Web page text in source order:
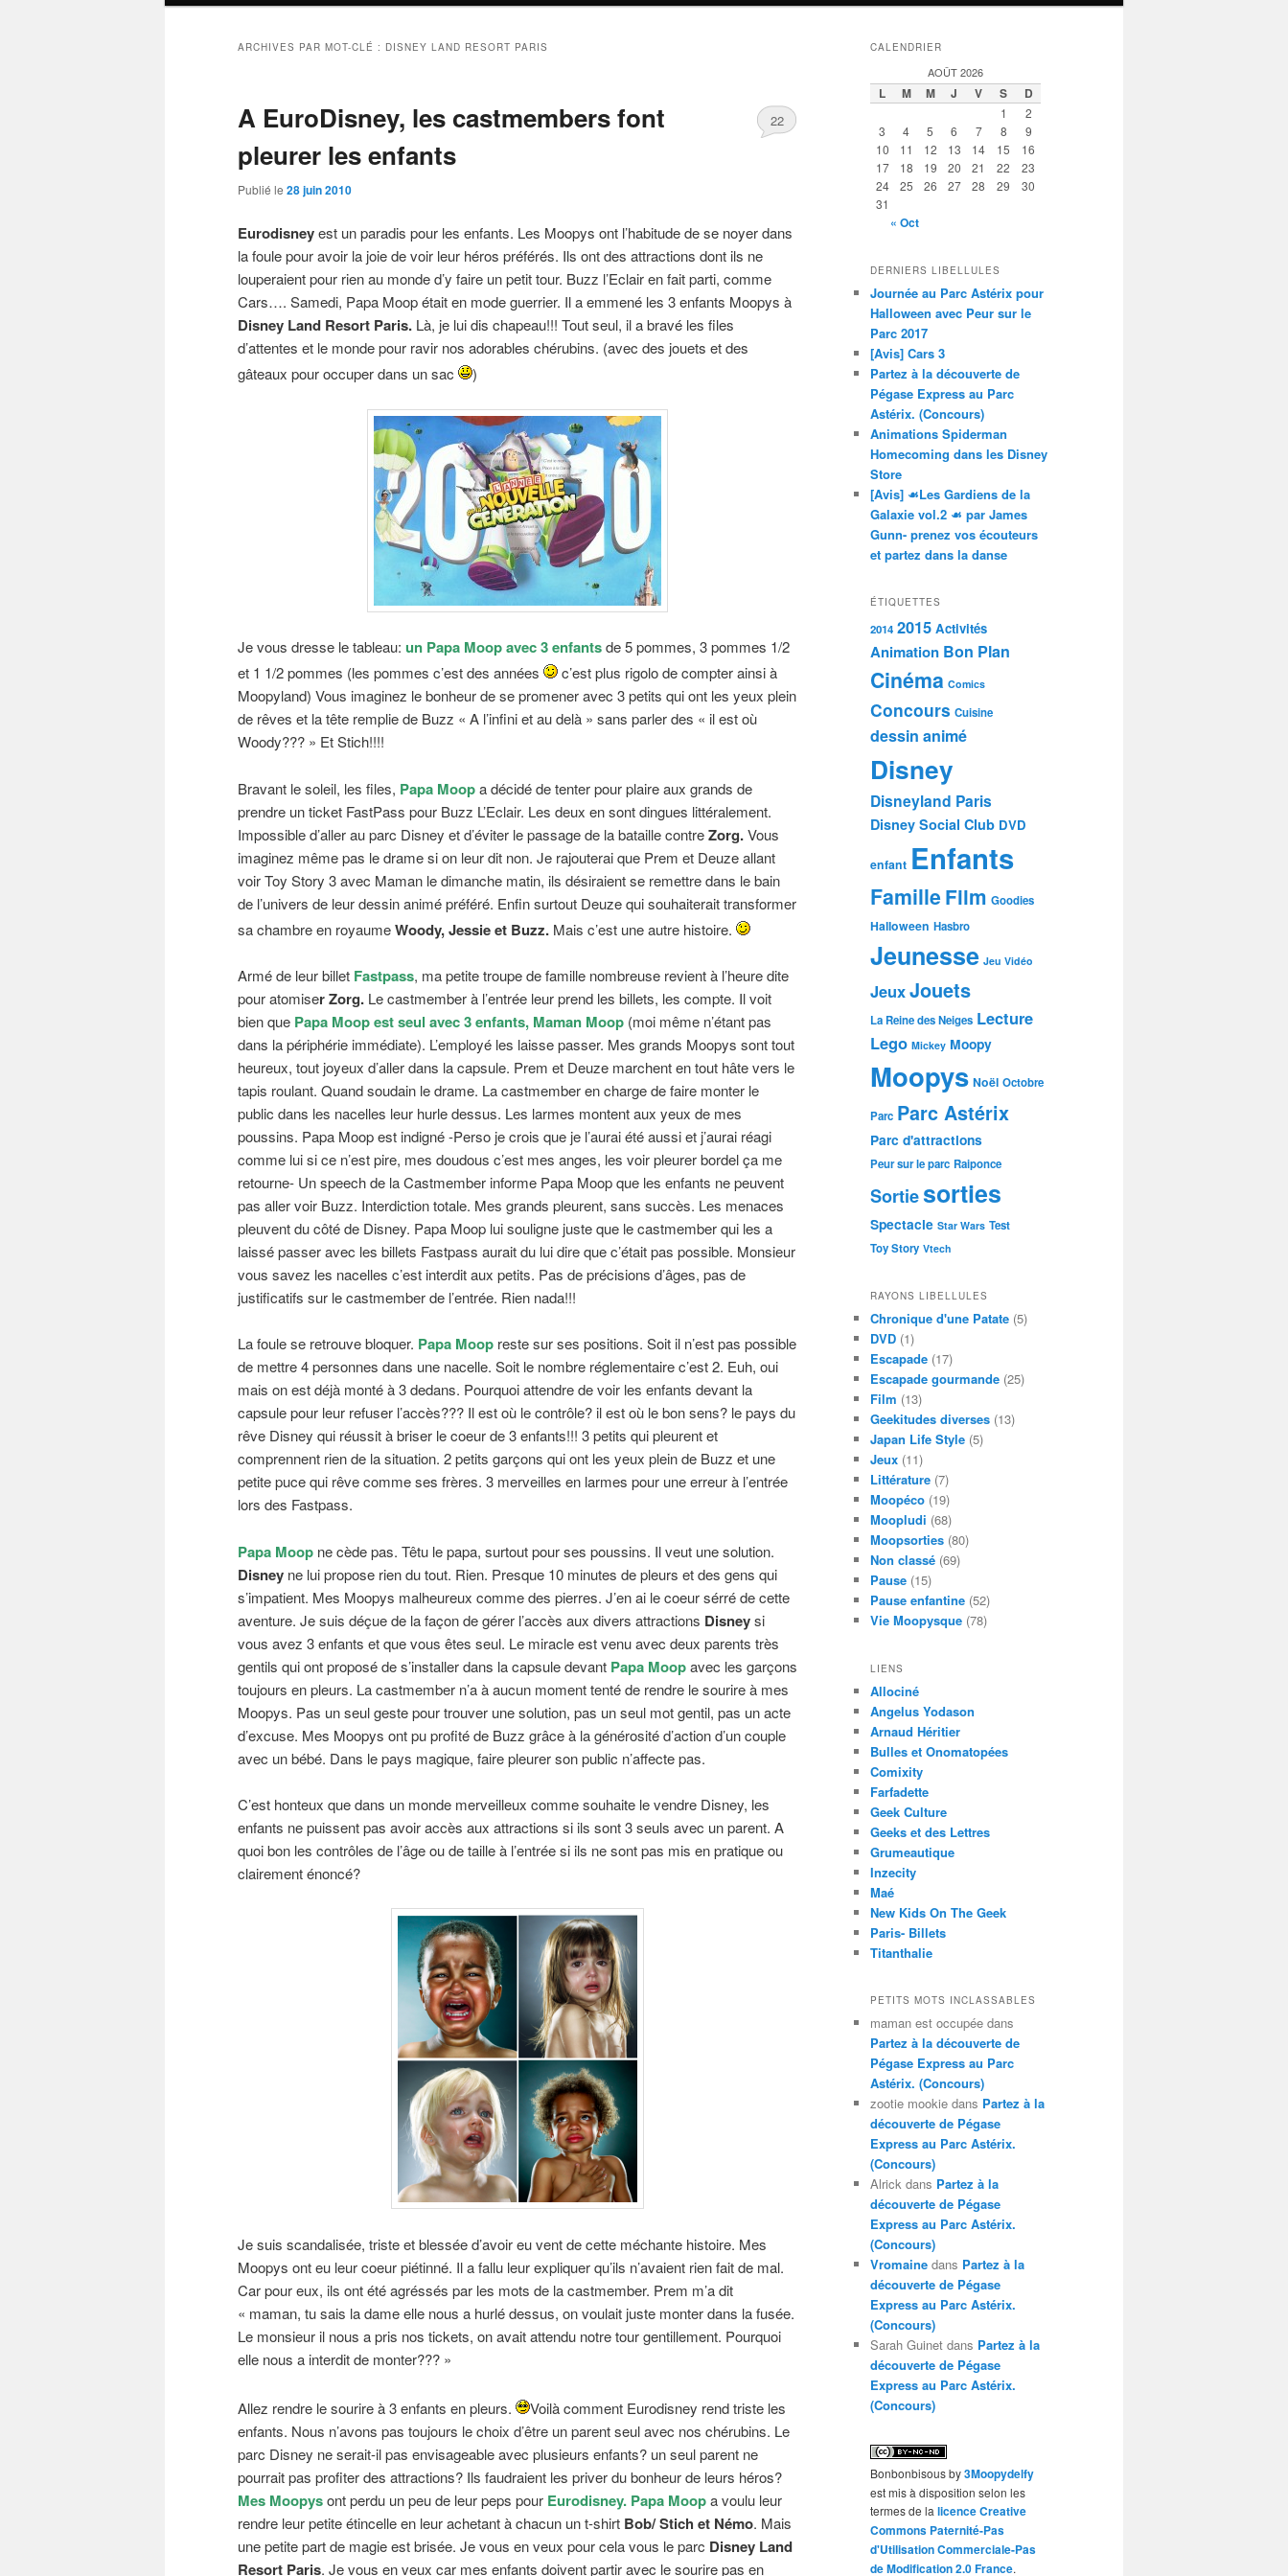
ARCHIVES PAR MOT-CLÉ : DISNEY LAND RESORT PARIS
A EuroDisney, les castmembers font
pleurer les enfants
Publié le 28 juin 2010
22
Eurodisneyest un paradis pour les enfants. Les Moopys ont l’habitude de se noyer dans
la foule pour avoir la joie de voir leur héros préférés. Ils ont des attractions dont ils ne
louperaient pour rien au monde d’y faire un petit tour. Buzz l’Eclair en fait parti, comme
Cars…. Samedi, Papa Moop était en mode guerrier. Il a emmené les 3 enfants Moopys à
Disney Land Resort Paris. Là, je lui dis chapeau!!! Tout seul, il a bravé les files
d’attentes et le monde pour ravir nos adorables chérubins. (avec des jouets et des
gâteaux pour occuper dans un sac
)
Je vous dresse le tableau: un Papa Moop avec 3 enfantsde 5 pommes, 3 pommes 1/2
et 1 1/2 pommes (les pommes c’est des années
c’est plus rigolo de compter ainsi à
Moopyland) Vous imaginez le bonheur de se promener avec 3 petits qui ont les yeux plein
de rêves et la tête remplie de Buzz « A l’infini et au delà » sans parler des « il est où
Woody??? » Et Stich!!!!
Bravant le soleil, les files, Papa Moopa décidé de tenter pour plaire aux grands de
prendre un ticket FastPass pour Buzz L’Eclair. Les deux en sont dingues littéralement.
Impossible d’aller au parc Disney et d’éviter le passage de la bataille contreZorg.Vous
imaginez même pas le drame si on leur dit non. Je rajouterai que Prem et Deuze allant
voir Toy Story 3 avec Maman le dimanche matin, ils désiraient se remettre dans le bain
de l’univers de leur dessin animé préféré. Enfin surtout Deuze qui souhaiterait transformer
sa chambre en royaumeWoody, Jessie et Buzz. Mais c’est une autre histoire.
Armé de leur billet Fastpass, ma petite troupe de famille nombreuse revient à l’heure dite
pour atomiser Zorg. Le castmember à l’entrée leur prend les billets, les compte. Il voit
bien que Papa Moop est seul avec 3 enfants, Maman Moop (moi même n’étant pas
dans la périphérie immédiate). L’employé les laisse passer. Mes grands Moopys sont tout
heureux, tout joyeux d’aller dans la capsule. Prem et Deuze marchent en tout hâte vers le
tapis roulant. Quand soudain le drame. La castmember en charge de faire monter le
public dans les nacelles leur hurle dessus. Les larmes montent aux yeux de mes
poussins. Papa Moop est indigné -Perso je crois que je l’aurai été aussi et j’aurai réagi
comme lui si ce n’est pire, mes doudous c’est mes anges, les voir pleurer bordel ça me
retourne- Un speech de la Castmember informe Papa Moop que les enfants ne peuvent
pas aller voir Buzz. Interdiction totale. Mes grands pleurent, sans succès. Les menaces
pleuvent du côté de Disney. Papa Moop lui souligne juste que le castmember qui les a
laissé passer avec les billets Fastpass aurait du lui dire que c’était pas possible. Monsieur
vous savez les nacelles c’est interdit aux petits. Pas de précisions d’âges, pas de
justificatifs sur le castmember de l’entrée. Rien nada!!!
La foule se retrouve bloquer. Papa Moop reste sur ses positions. Soit il n’est pas possible
de mettre 4 personnes dans une nacelle. Soit le nombre réglementaire c’est 2. Euh, oui
mais on est déjà monté à 3 dedans. Pourquoi attendre de voir les enfants devant la
capsule pour leur refuser l’accès??? Il est où le contrôle? il est où le bon sens? le pays du
rêve Disney qui réussit à briser le coeur de 3 enfants!!! 3 petits qui pleurent et
comprennent rien de la situation. 2 petits garçons qui ont les yeux plein de Buzz et une
petite puce qui rêve comme ses frères. 3 merveilles en larmes pour une erreur à l’entrée
lors des Fastpass.
Papa Moop ne cède pas. Têtu le papa, surtout pour ses poussins. Il veut une solution.
Disney ne lui propose rien du tout. Rien. Presque 10 minutes de pleurs et des gens qui
s’impatient. Mes Moopys malheureux comme des pierres. J’en ai le coeur sérré de cette
aventure. Je suis déçue de la façon de gérer l’accès aux divers attractions Disneysi
vous avez 3 enfants et que vous êtes seul. Le miracle est venu avec deux parents très
gentils qui ont proposé de s’installer dans la capsule devant Papa Moopavec les garçons
toujours en pleurs. La castmember n’a à aucun moment tenté de rendre le sourire à mes
Moopys. Pas un seul geste pour trouver une solution, pas un seul mot gentil, pas un acte
d’excuse. Mes Moopys ont pu profité de Buzz grâce à la générosité d’action d’un couple
avec un bébé. Dans le pays magique, faire pleurer son public n’affecte pas.
C’est honteux que dans un monde merveilleux comme souhaite le vendre Disney, les
enfants ne puissent pas avoir accès aux attractions si ils sont 3 seuls avec un parent. A
quoi bon les contrôles de l’âge ou de taille à l’entrée si ils ne sont pas mis en pratique ou
clairement énoncé?
Je suis scandalisée, triste et blessée d’avoir eu vent de cette méchante histoire. Mes
Moopys ont eu leur coeur piétinné. Il a fallu leur expliquer qu’ils n’avaient rien fait de mal.
Car pour eux, ils ont été agréssés par les mots de la castmember. Prem m’a dit
« maman, tu sais la dame elle nous a hurlé dessus, on voulait juste monter dans la fusée.
Le monsieur il nous a pris nos tickets, on avait attendu notre tour gentillement. Pourquoi
elle nous a interdit de monter??? »
Allez rendre le sourire à 3 enfants en pleurs.
Voilà comment Eurodisney rend triste les
enfants. Nous n’avons pas toujours le choix d’être un parent seul avec nos chérubins. Le
parc Disney ne serait-il pas envisageable avec plusieurs enfants? un seul parent ne
pourrait pas profiter des attractions? Ils faudraient les priver du bonheur de leurs héros?
Mes Moopysont perdu un peu de leur peps pour Eurodisney. Papa Moopa voulu leur
rendre leur petite étincelle en leur achetant à chacun un t-shirt Bob/ Stich et Némo. Mais
une petite part de magie est brisée. Je vous en veux pour cela vous le parc Disney Land
Resort Paris. Je vous en veux car mes enfants doivent partir avec le sourire pas en
CALENDRIER
AOÛT 2026
L M M J V S D
1
2
3
4 5 6 7 8
9
10
11 12 13 14 15
16
17
18 19 20 21 22
23
24
25 26 27 28 29
30
31
« Oct
DERNIERS LIBELLULES
Journée au Parc Astérix pour
Halloween avec Peur sur le
Parc 2017
[Avis] Cars 3
Partez à la découverte de
Pégase Express au Parc
Astérix. (Concours)
Animations Spiderman
Homecoming dans les Disney
Store
[Avis] ☙Les Gardiens de la
Galaxie vol.2 ☙ par James
Gunn- prenez vos écouteurs
et partez dans la danse
ÉTIQUETTES
2014 2015 Activités
Animation Bon Plan
Cinéma Comics
Concours Cuisine
dessin animé
Disney
Disneyland Paris
Disney Social Club DVD
enfant Enfants
FamilleFilm Goodies
Halloween Hasbro
Jeunesse Jeu Vidéo
JeuxJouets
La Reine des Neiges Lecture
Lego Mickey Moopy
Moopys Noël Octobre
Parc Parc Astérix
Parc d'attractions
Peur sur le parc Raiponce
Sortiesorties
Spectacle Star Wars Test
Toy Story Vtech
RAYONS LIBELLULES
Chronique d'une Patate (5)
DVD (1)
Escapade (17)
Escapade gourmande (25)
Film (13)
Geekitudes diverses (13)
Japan Life Style (5)
Jeux (11)
Littérature (7)
Moopéco (19)
Moopludi (68)
Moopsorties (80)
Non classé (69)
Pause (15)
Pause enfantine (52)
Vie Moopysque (78)
LIENS
Allociné
Angelus Yodason
Arnaud Héritier
Bulles et Onomatopées
Comixity
Farfadette
Geek Culture
Geeks et des Lettres
Grumeautique
Inzecity
Maé
New Kids On The Geek
Paris- Billets
Titanthalie
PETITS MOTS INCLASSABLES
maman est occupée dans
Partez à la découverte de
Pégase Express au Parc
Astérix. (Concours)
zootie mookie dans Partez à la
découverte de Pégase
Express au Parc Astérix.
(Concours)
Alrick dans Partez à la
découverte de Pégase
Express au Parc Astérix.
(Concours)
Vromaine dans Partez à la
découverte de Pégase
Express au Parc Astérix.
(Concours)
Sarah Guinet dans Partez à la
découverte de Pégase
Express au Parc Astérix.
(Concours)
Bonbonbisousby3Moopydelfy
est mis à disposition selon les
termes de la licence Creative
Commons Paternité-Pas
d'Utilisation Commerciale-Pas
de Modification 2.0 France.